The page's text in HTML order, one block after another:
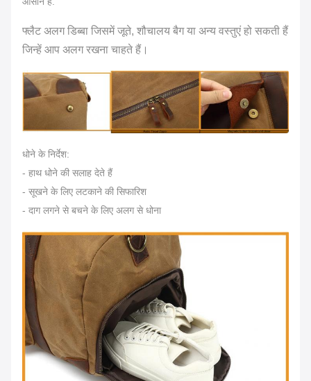
फ्लैट अलग डिब्बा जिसमें जूते, शौचालय बैग या अन्य वस्तुएं हो सकती हैं
जिन्हें आप अलग रखना चाहते हैं।
धोने के निर्देश:
- हाथ धोने की सलाह देते हैं
- सूखने के लिए लटकाने की सिफारिश
- दाग लगने से बचने के लिए अलग से धोना